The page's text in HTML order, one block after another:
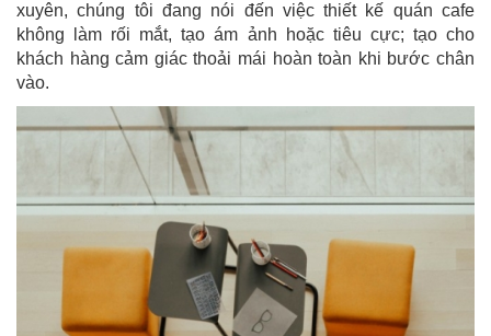
xuyên, chúng tôi đang nói đến việc thiết kế quán cafe
không làm rối mắt, tạo ám ảnh hoặc tiêu cực; tạo cho
khách hàng cảm giác thoải mái hoàn toàn khi bước chân
vào.